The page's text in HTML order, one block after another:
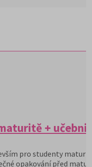
+
pro studenty
opakování před